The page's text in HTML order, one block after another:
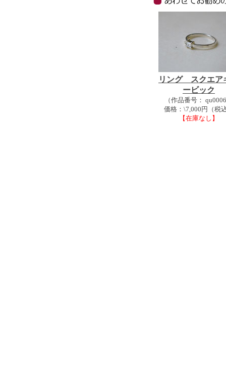
リング スクエア
ービック
（作品番号：
価格：\7,000円（税
【在庫なし】